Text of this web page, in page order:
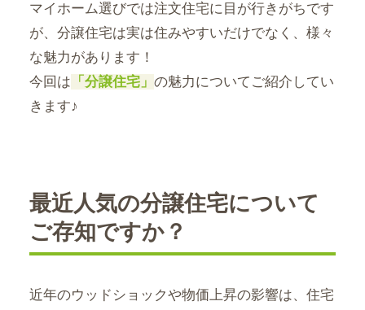
マイホーム選びでは注文住宅に目が行きがちです
が、分譲住宅は実は住みやすいだけでなく、様々
な魅力があります！
今回は 「分譲住宅」 の魅力についてご紹介してい
きます♪
最近人気の分譲住宅について
ご存知ですか？
近年のウッドショックや物価上昇の影響は、住宅